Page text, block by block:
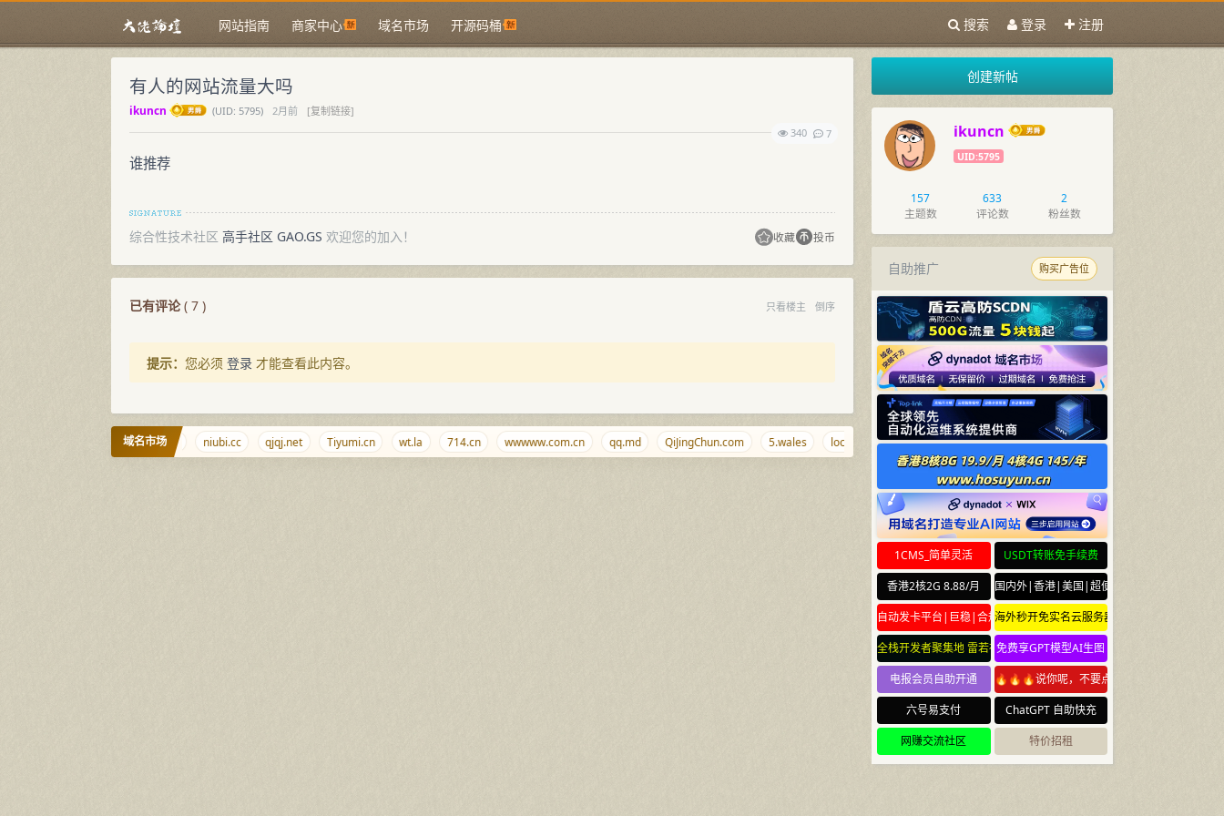
网站指南 商家中心 域名市场 开源码桶 搜索 登录 注册
有人的网站流量大吗
ikuncn (UID: 5795) 2月前
[复制链接]
340
7
谁推荐
综合性技术社区 高手社区 GAO.GS 欢迎您的加入！ 收藏 投币
已有评论( 7 ) 只看楼主 倒序
提示： 您必须 登录 才能查看此内容。
域名市场
xiangyao.com niubi.cc qjqj.net Tiyumi.cn wt.la 714.cn wwwww.com.cn qq.md QiJingChun.com 5.wales localhost.ws meta.yun chuilang.com haodaohang.com
创建新帖
ikuncn
UID:5795
157
主题数
633
评论数
2
粉丝数
自助推广 购买广告位
1CMS_简单灵活
USDT转账免手续费
香港2核2G 8.88/月
国内外|香港|美国|超便宜云服务器
自动发卡平台|巨稳|合规海外秒开免实名云服务器
全栈开发者聚集地 雷若社区 leiruo.com
免费享GPT模型AI生图
电报会员自助开通
🔥🔥🔥说你呢，不要点🔥🔥🔥
六号易支付
ChatGPT 自助快充
网赚交流社区
特价招租